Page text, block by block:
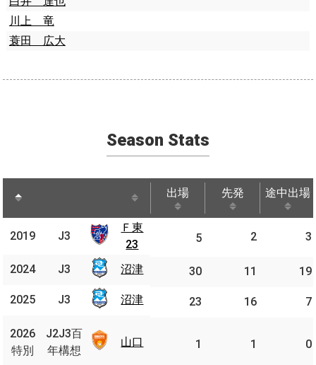
川上 竜
蓑田 広大
Season Stats
出場 先発 途中出場
2019
Ｆ東
23
5 2 3
2024 沼津 30 11 19
2025 沼津 23 16 7
2026
特別
J2J3
百年
山口 1 1 0
2019 J3
Ｆ東
23
2024
J3 沼津
2025 J3 沼津
2026
特別
J2J3百
年構想
山口